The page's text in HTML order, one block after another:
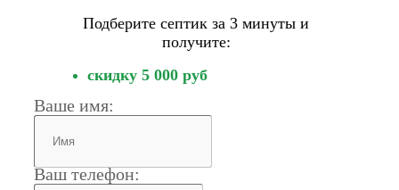
Подберите септик за 3 минуты и
получите:
скидку 5 000 руб
Ваше имя:
Ваш телефон: